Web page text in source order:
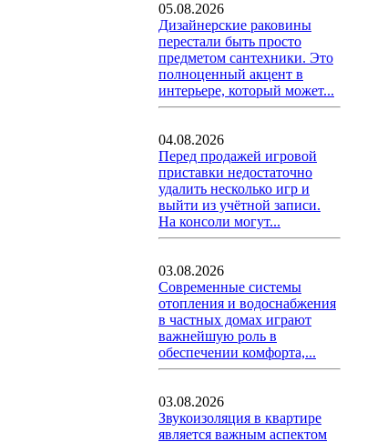
05.08.2026
Дизайнерские раковины
перестали быть просто
предметом сантехники. Это
полноценный акцент в
интерьере, который может...
04.08.2026
Перед продажей игровой
приставки недостаточно
удалить несколько игр и
выйти из учётной записи.
На консоли могут...
03.08.2026
Современные системы
отопления и водоснабжения
в частных домах играют
важнейшую роль в
обеспечении комфорта,...
03.08.2026
Звукоизоляция в квартире
является важным аспектом